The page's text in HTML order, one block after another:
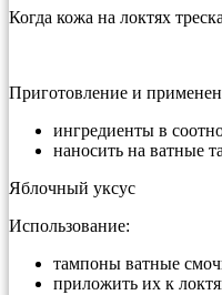
Когда кожа на локтях
Приготовление и
ингредиенты в
наносить на ватные
Яблочный уксус
Использование:
тампоны ватные
приложить их к